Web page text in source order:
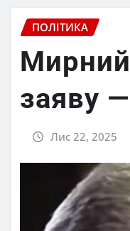
ПОЛІТИКА
заяву
Лис 22, 2025